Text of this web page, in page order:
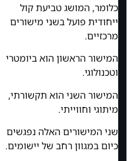
כלומר, המושג טביעת קול
ייחודית פועל בשני מישורים
מרכזיים.
המישור הראשון הוא ביומטרי
וטכנולוגי.
המישור השני הוא תקשורתי,
מיתוגי וחווייתי.
שני המישורים האלה נפגשים
כיום במגוון רחב של יישומים.